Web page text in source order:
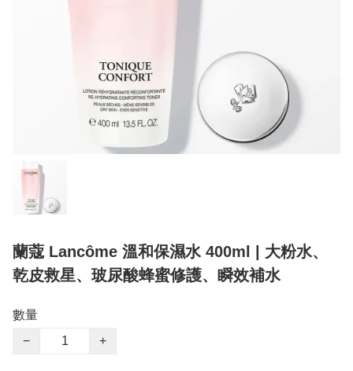
蘭蔻 Lancôme 溫和保濕水 400ml | 大粉水、
乾皮救星、玻尿酸蜂蜜修護、瞬效補水
數量
−
+